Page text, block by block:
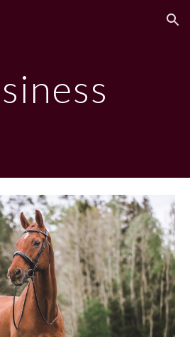
Skip to navigation